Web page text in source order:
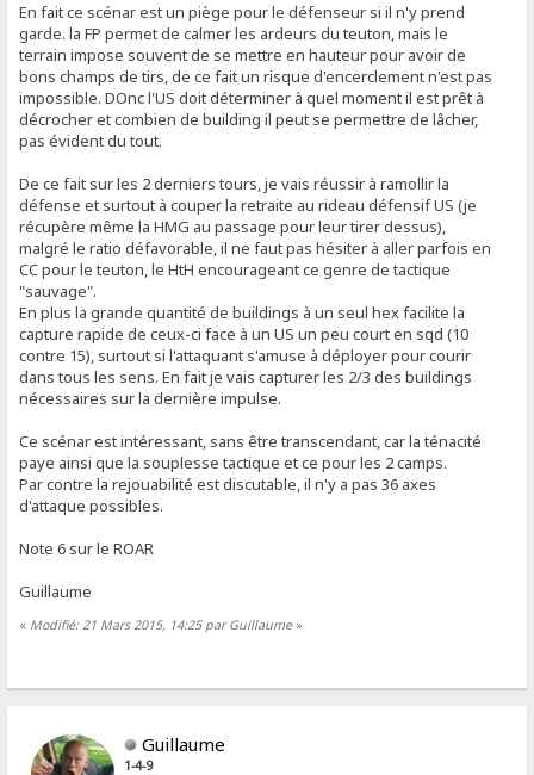
En fait ce scénar est un piège pour le défenseur si il n'y prend
garde. la FP permet de calmer les ardeurs du teuton, mais le
terrain impose souvent de se mettre en hauteur pour avoir de
bons champs de tirs, de ce fait un risque d'encerclement n'est pas
impossible. DOnc l'US doit déterminer à quel moment il est prêt à
décrocher et combien de building il peut se permettre de lâcher,
pas évident du tout.
De ce fait sur les 2 derniers tours, je vais réussir à ramollir la
défense et surtout à couper la retraite au rideau défensif US (je
récupère même la HMG au passage pour leur tirer dessus),
malgré le ratio défavorable, il ne faut pas hésiter à aller parfois en
CC pour le teuton, le HtH encourageant ce genre de tactique
"sauvage".
En plus la grande quantité de buildings à un seul hex facilite la
capture rapide de ceux-ci face à un US un peu court en sqd (10
contre 15), surtout si l'attaquant s'amuse à déployer pour courir
dans tous les sens. En fait je vais capturer les 2/3 des buildings
nécessaires sur la dernière impulse.
Ce scénar est intéressant, sans être transcendant, car la ténacité
paye ainsi que la souplesse tactique et ce pour les 2 camps.
Par contre la rejouabilité est discutable, il n'y a pas 36 axes
d'attaque possibles.
Note 6 sur le ROAR
Guillaume
« Modifié: 21 Mars 2015, 14:25 par Guillaume»
Guillaume
1-4-9